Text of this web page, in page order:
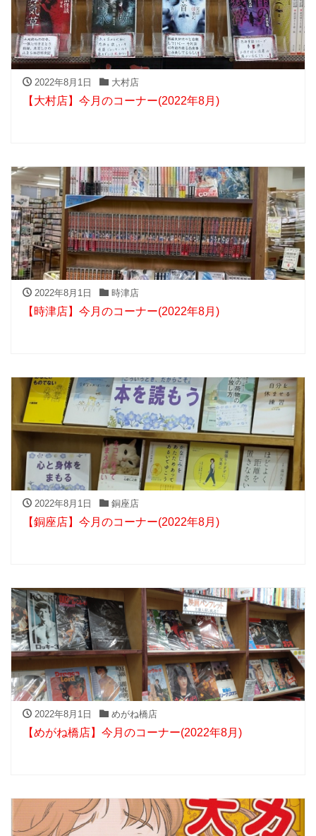
2022年8月1日 大村店
【大村店】今月のコーナー(2022年8月)
2022年8月1日 時津店
【時津店】今月のコーナー(2022年8月)
2022年8月1日 銅座店
【銅座店】今月のコーナー(2022年8月)
2022年8月1日 めがね橋店
【めがね橋店】今月のコーナー(2022年8月)